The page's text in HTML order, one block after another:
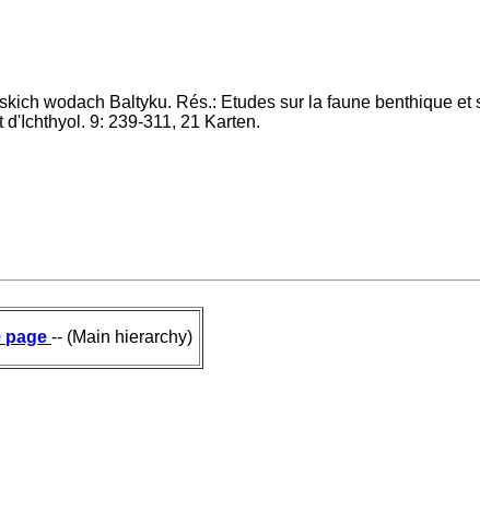
wodach Baltyku. Rés.: Etudes sur la faune benthique et
9: 239-311, 21 Karten.
page -- (Main hierarchy)